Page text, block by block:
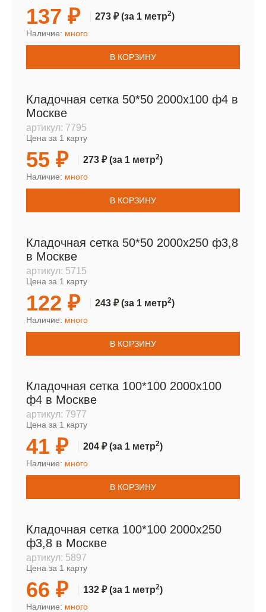
137 ₽ 273 ₽(за 1 метр2)
Наличие: много
В КОРЗИНУ
Кладочная сетка 50*50 2000х100 ф4 в
Москве
артикул: 7795
Цена за 1 карту
55 ₽ 273 ₽(за 1 метр2)
Наличие: много
В КОРЗИНУ
Кладочная сетка 50*50 2000х250 ф3,8
в Москве
артикул: 5715
Цена за 1 карту
122 ₽ 243 ₽(за 1 метр2)
Наличие: много
В КОРЗИНУ
Кладочная сетка 100*100 2000х100
ф4 в Москве
артикул: 7977
Цена за 1 карту
41 ₽ 204 ₽(за 1 метр2)
Наличие: много
В КОРЗИНУ
Кладочная сетка 100*100 2000х250
ф3,8 в Москве
артикул: 5897
Цена за 1 карту
66 ₽ 132 ₽(за 1 метр2)
Наличие: много